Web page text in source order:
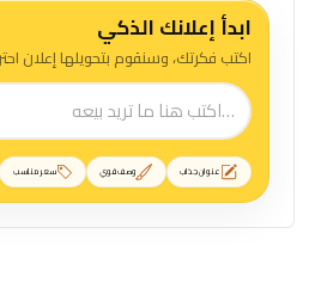
ابدأ إعلانك الذكي
اكتب فكرتك، وسنقوم بتحويلها إعلان
عنوان جذاب وصف قوي سعر مناسب